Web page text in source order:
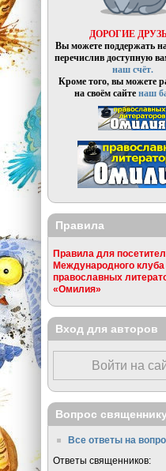
ДОРОГИЕ
Вы можете поддержать
перечислив доступную
наш счёт.
Кроме того, вы можете
на своём сайтенаш
Правила
Правила для
Международного клуба
православных
«Омилия»
Вход для авторов
Войти на
Вопрос
Все ответы на
Ответы священников: